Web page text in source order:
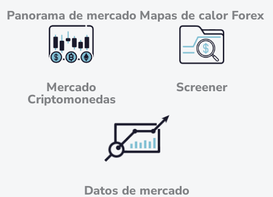
Panorama de mercado Mapas de calor Forex
Mercado
Criptomonedas
Screener
Datos de mercado